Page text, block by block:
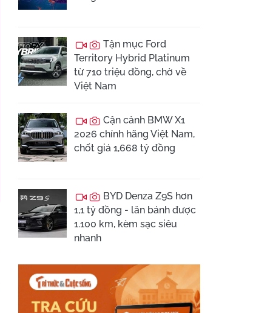
Tận mục Ford
Territory Hybrid Platinum
từ 710 triệu đồng, chờ về
Việt Nam
Cận cảnh BMW X1
2026 chính hãng Việt Nam,
chốt giá 1,668 tỷ đồng
BYD Denza Z9S hơn
1,1 tỷ đồng - lăn bánh được
1.100 km, kèm sạc siêu
nhanh